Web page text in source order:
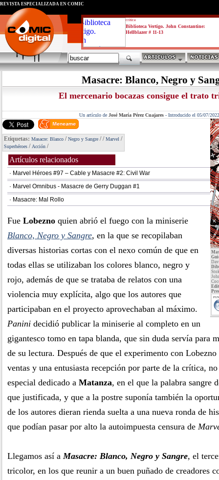
critica
Biblioteca Vertigo. John Constantine:
Hellblazer # 11-13
REVISTA ESPECIALIZADA EN CÓMIC
Masacre: Blanco, Negro y
El mercenario bocazas consigue el trato
Un artículo de José María Pérez Cuajares- Introducido el 05/07/2022
Etiquetas: Masacre: Blanco /Negro y Sangre //Marvel /
Superhéroes / Acción /
Artículos relacionados
· Marvel Héroes #97 – Cable y Masacre #2: Civil War
· Marvel Omnibus - Masacre de Gerry Duggan #1
· Masacre: Mal Rollo
Fue Lobezno quien abrió el fuego con la miniserie
Blanco, Negro y Sangre, en la que se recopilaban
diversas historias cortas con el nexo común de que en
todas ellas se utilizaban los colores blanco, negro y
rojo, además de que se trataba de relatos con una
violencia muy explícita, algo que los autores que
participaban en el proyecto aprovechaban al máximo.
Panini decidió publicar la miniserie al completo en un
gigantesco tomo en tapa blanda, que sin duda servía para
de su lectura. Después de que el experimento con Lobezno
ventas y una entusiasta recepción por parte de la crítica,
especial dedicado a Matanza, en el que la palabra sangre
que justificada, y que a la postre suponía también la
de los autores dieran rienda suelta a una nueva ronda de
que podían pasar por alto la autoimpuesta censura de
Llegamos así aMasacre: Blanco, Negro y Sangre, el
tricolor, en los que reunir a un buen puñado de creadores